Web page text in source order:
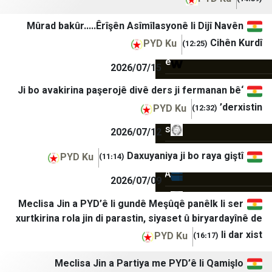
Tehran Times
IranWire
Iran International
Iran Herald
Iran Times
ANA
IRANA
اقتصاد نیوز
خبرگزاری تسنیم
خبرگزاری صدا و سیم
خبرگزاری فارس
عدن الحدث
عدن تايم
المشهد العربي
درع الجنوب
صحيفة 4 مايو
وفا
Mûrad bakûr…..Êrîşên Asîmîlasyonê li
PYD Ku
2026/07/15
‘Ji bo avakirina paşerojê divê ders ji
PYD Ku
2026/07/12
Daxuyaniya ji bo
(11:14)
PYD Ku
2026/07/09
Meclisa Jin a PYD’ê li gundê Meşûqê
xurtkirina rola jin di parastin, siyaset û
PYD Ku
Meclisa Jin a Partiya me PYD’ê li